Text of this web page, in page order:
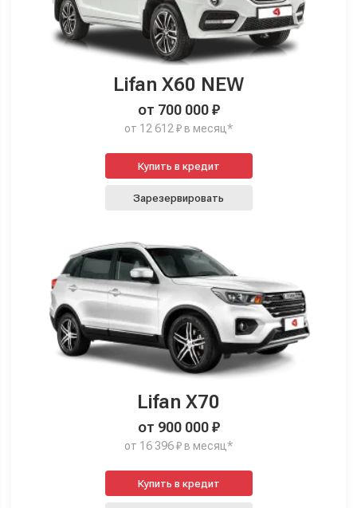
Lifan X60 NEW
от 700 000 ₽
от 12 612 ₽ в месяц*
Купить в кредит
Зарезервировать
Lifan X70
от 900 000 ₽
от 16 396 ₽ в месяц*
Купить в кредит